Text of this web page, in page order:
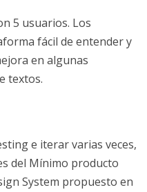
5 usuarios. Los
fácil de entender y
en algunas
textos.
e iterar varias veces,
del Mínimo producto
System propuesto en